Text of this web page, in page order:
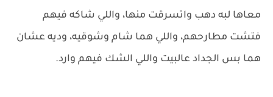
معاها لبه دهب واتسرقت منها، واللي شاكه فيهم
فتشت مطارحهم، واللي هما شام وشوقيه، وديه عشان
هما بس الجداد عالبيت واللي الشك فيهم وارد.